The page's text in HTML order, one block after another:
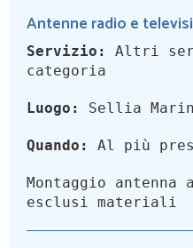
Antenne radio e
Servizio:
Altri
categoria
Luogo: Sellia
Quando: Al più
Montaggio antenna
esclusi materiali